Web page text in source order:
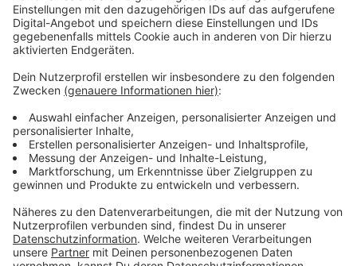
Anzeige
Die Single "Keine Freunde"
Anzeige
Wir benötigen Ihre
Zustimmung, um den YouTube
Video-Service zu laden!
Wir verwenden einen Service eines